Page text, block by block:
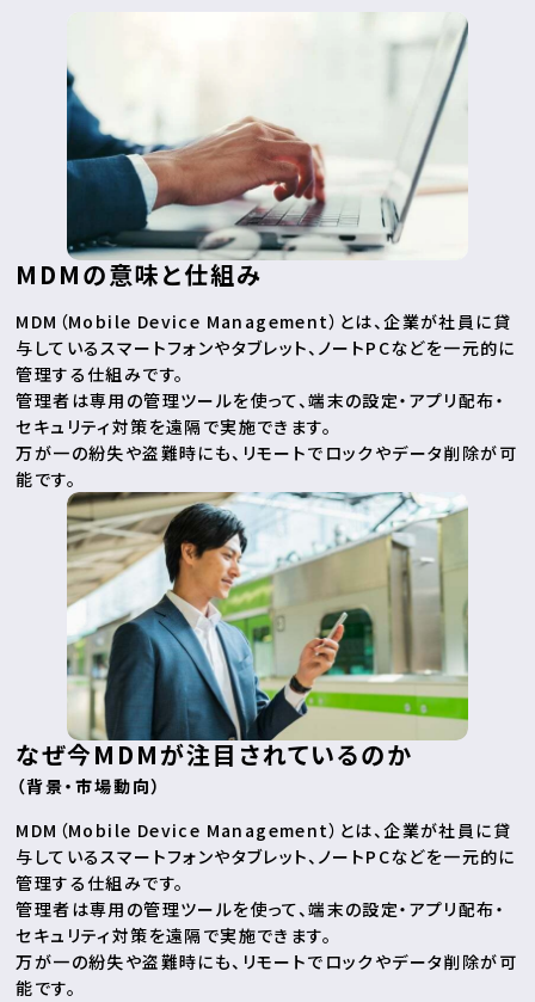
MDMの意味と仕組み
MDM（Mobile Device Management）とは、企業が社員に貸
与しているスマートフォンやタブレット、ノートPCなどを一元的に
管理する仕組みです。
管理者は専用の管理ツールを使って、端末の設定・アプリ配布・
セキュリティ対策を遠隔で実施できます。
万が一の紛失や盗難時にも、リモートでロックやデータ削除が可
能です。
なぜ今MDMが注目されているのか
（背景・市場動向）
MDM（Mobile Device Management）とは、企業が社員に貸
与しているスマートフォンやタブレット、ノートPCなどを一元的に
管理する仕組みです。
管理者は専用の管理ツールを使って、端末の設定・アプリ配布・
セキュリティ対策を遠隔で実施できます。
万が一の紛失や盗難時にも、リモートでロックやデータ削除が可
能です。